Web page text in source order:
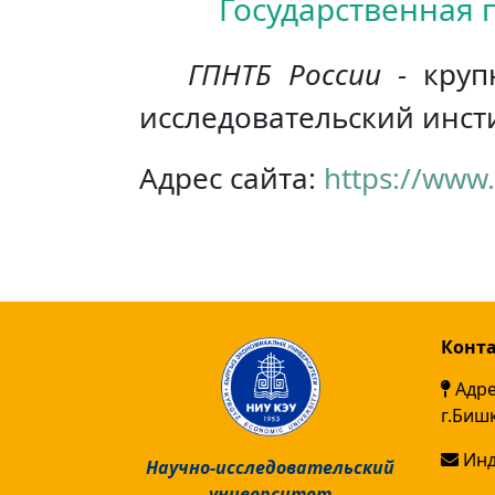
ГПНТБ России -
исследовательский
Адрес сайта: https://
Научно-исследовательский